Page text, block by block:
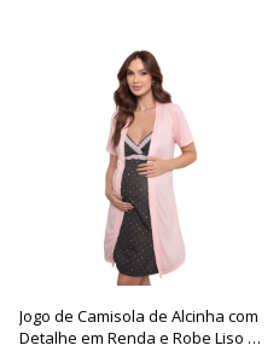
Jogo de Camisola de Alcinha com
Detalhe em Renda e Robe Liso |